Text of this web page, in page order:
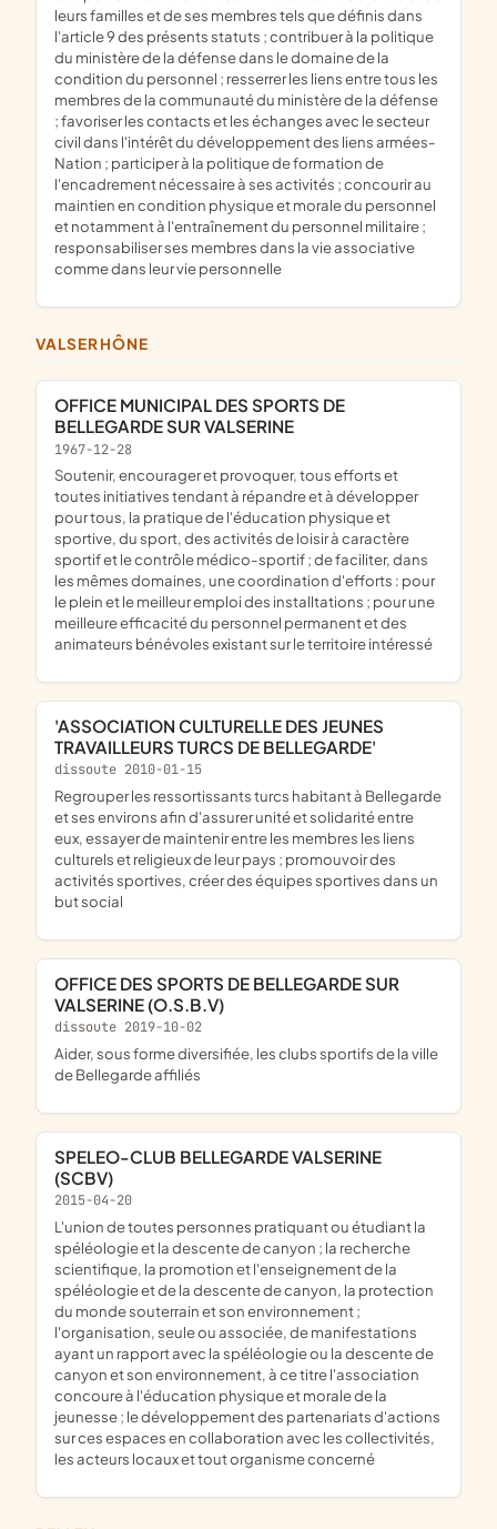
leurs familles et de ses membres tels que définis dans
l'article 9 des présents statuts ; contribuer à la politique
du ministère de la défense dans le domaine de la
condition du personnel ; resserrer les liens entre tous les
membres de la communauté du ministère de la défense
; favoriser les contacts et les échanges avec le secteur
civil dans l'intérêt du développement des liens armées-
Nation ; participer à la politique de formation de
l'encadrement nécessaire à ses activités ; concourir au
maintien en condition physique et morale du personnel
et notamment à l'entraînement du personnel militaire ;
responsabiliser ses membres dans la vie associative
comme dans leur vie personnelle
VALSERHÔNE
OFFICE MUNICIPAL DES SPORTS DE
BELLEGARDE SUR VALSERINE
1967-12-28
soutenir, encourager et provoquer, tous efforts et
toutes initiatives tendant à répandre et à développer
pour tous, la pratique de l'éducation physique et
sportive, du sport, des activités de loisir à caractère
sportif et le contrôle médico-sportif ; de faciliter, dans
les mêmes domaines, une coordination d'efforts : pour
le plein et le meilleur emploi des installtations ; pour une
meilleure efficacité du personnel permanent et des
animateurs bénévoles existant sur le territoire intéressé
'ASSOCIATION CULTURELLE DES JEUNES
TRAVAILLEURS TURCS DE BELLEGARDE'
dissoute 2010-01-15
regrouper les ressortissants turcs habitant à Bellegarde
et ses environs afin d'assurer unité et solidarité entre
eux, essayer de maintenir entre les membres les liens
culturels et religieux de leur pays ; promouvoir des
activités sportives, créer des équipes sportives dans un
but social
OFFICE DES SPORTS DE BELLEGARDE SUR
VALSERINE (O.S.B.V)
dissoute 2019-10-02
aider, sous forme diversifiée, les clubs sportifs de la ville
de Bellegarde affiliés
SPELEO-CLUB BELLEGARDE VALSERINE
(SCBV)
2015-04-20
l'union de toutes personnes pratiquant ou étudiant la
spéléologie et la descente de canyon ; la recherche
scientifique, la promotion et l'enseignement de la
spéléologie et de la descente de canyon, la protection
du monde souterrain et son environnement ;
l'organisation, seule ou associée, de manifestations
ayant un rapport avec la spéléologie ou la descente de
canyon et son environnement, à ce titre l'association
concoure à l'éducation physique et morale de la
jeunesse ; le développement des partenariats d'actions
sur ces espaces en collaboration avec les collectivités,
les acteurs locaux et tout organisme concerné